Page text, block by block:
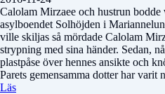
Calolam Mirzaee och hustrun
asylboendet Solhöjden i
ville skiljas så mördade Calolam
strypning med sina händer. Sedan,
plastpåse över hennes ansikte och
Parets gemensamma dotter har varit
Läs